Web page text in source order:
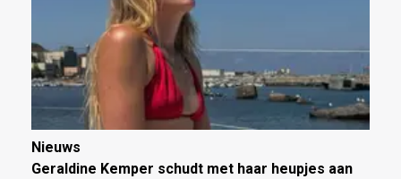
Nieuws
Geraldine Kemper schudt met haar heupjes aan